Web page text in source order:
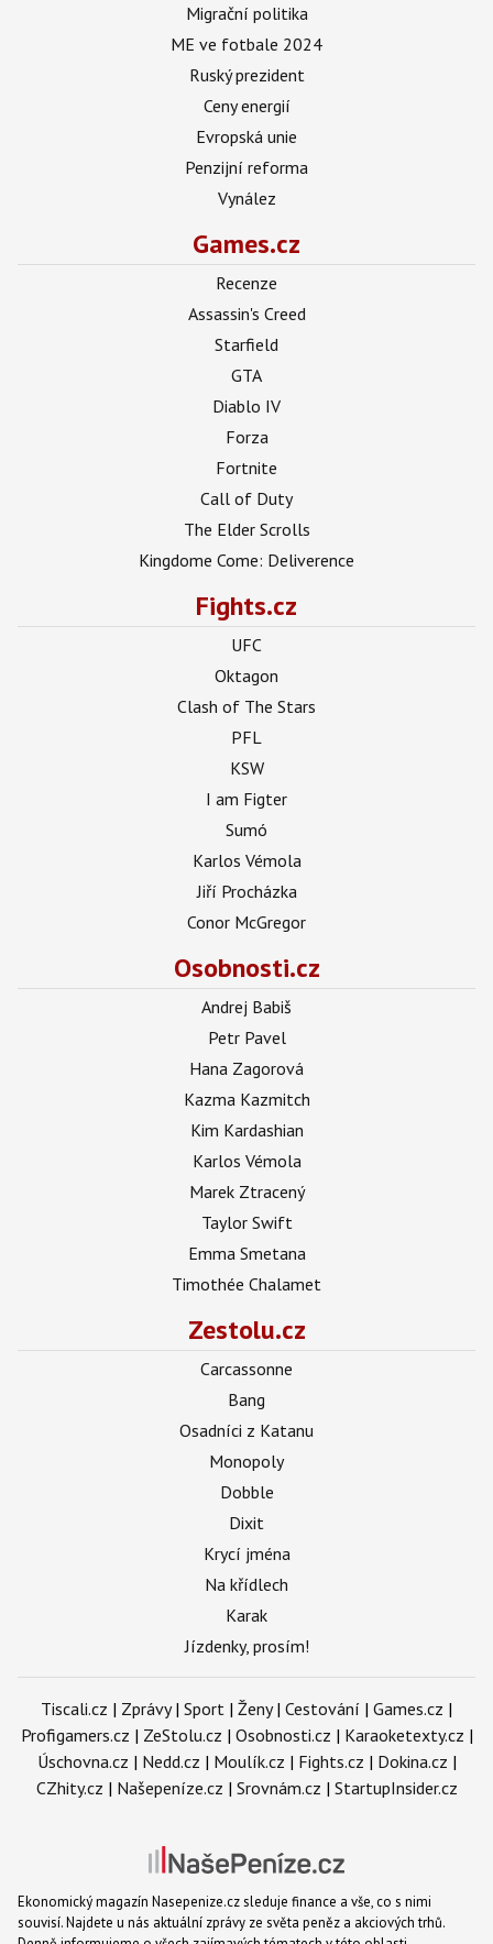
Migrační politika
ME ve fotbale 2024
Ruský prezident
Ceny energií
Evropská unie
Penzijní reforma
Vynález
Games.cz
Recenze
Assassin's Creed
Starfield
GTA
Diablo IV
Forza
Fortnite
Call of Duty
The Elder Scrolls
Kingdome Come: Deliverence
Fights.cz
UFC
Oktagon
Clash of The Stars
PFL
KSW
I am Figter
Sumó
Karlos Vémola
Jiří Procházka
Conor McGregor
Osobnosti.cz
Andrej Babiš
Petr Pavel
Hana Zagorová
Kazma Kazmitch
Kim Kardashian
Karlos Vémola
Marek Ztracený
Taylor Swift
Emma Smetana
Timothée Chalamet
Zestolu.cz
Carcassonne
Bang
Osadníci z Katanu
Monopoly
Dobble
Dixit
Krycí jména
Na křídlech
Karak
Jízdenky, prosím!
Tiscali.cz | Zprávy| Sport | Ženy| Cestování | Games.cz |
Profigamers.cz | ZeStolu.cz | Osobnosti.cz | Karaoketexty.cz |
Úschovna.cz | Nedd.cz | Moulík.cz | Fights.cz | Dokina.cz |
CZhity.cz | Našepeníze.cz | Srovnám.cz | StartupInsider.cz
Ekonomický magazín Nasepenize.cz sleduje finance a vše, co s nimi
souvisí. Najdete u nás aktuální zprávy ze světa peněz a akciových trhů.